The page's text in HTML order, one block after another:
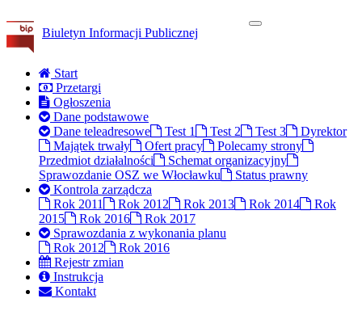
Biuletyn Informacji Publicznej
Start
Przetargi
Ogłoszenia
Dane podstawowe
Dane teleadresowe
Test 1 Test 2 Test 3
Dyrektor
Majątek trwały
Ofert pracy
Polecamy strony
Przedmiot działalności
Schemat organizacyjny
Sprawozdanie OSZ we Włocławku
Status prawny
Kontrola zarządcza
Rok 2011
Rok 2012 Rok 2013 Rok 2014
Rok
2015
Rok 2016
Rok 2017
Sprawozdania z wykonania planu
Rok 2012
Rok 2016
Rejestr zmian
Instrukcja
Kontakt